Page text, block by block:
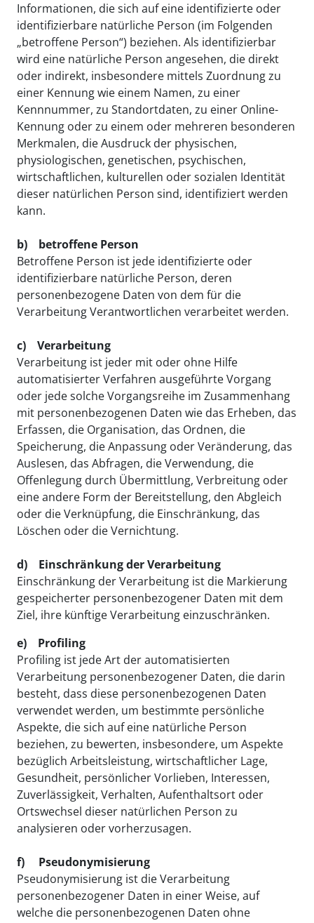
Informationen, die sich auf eine identifizierte oder
identifizierbare natürliche Person (im Folgenden
„betroffene Person“) beziehen. Als identifizierbar
wird eine natürliche Person angesehen, die direkt
oder indirekt, insbesondere mittels Zuordnung zu
einer Kennung wie einem Namen, zu einer
Kennnummer, zu Standortdaten, zu einer Online-
Kennung oder zu einem oder mehreren besonderen
Merkmalen, die Ausdruck der physischen,
physiologischen, genetischen, psychischen,
wirtschaftlichen, kulturellen oder sozialen Identität
dieser natürlichen Person sind, identifiziert werden
kann.
b) betroffene Person
Betroffene Person ist jede identifizierte oder
identifizierbare natürliche Person, deren
personenbezogene Daten von dem für die
Verarbeitung Verantwortlichen verarbeitet werden.
c) Verarbeitung
Verarbeitung ist jeder mit oder ohne Hilfe
automatisierter Verfahren ausgeführte Vorgang
oder jede solche Vorgangsreihe im Zusammenhang
mit personenbezogenen Daten wie das Erheben, das
Erfassen, die Organisation, das Ordnen, die
Speicherung, die Anpassung oder Veränderung, das
Auslesen, das Abfragen, die Verwendung, die
Offenlegung durch Übermittlung, Verbreitung oder
eine andere Form der Bereitstellung, den Abgleich
oder die Verknüpfung, die Einschränkung, das
Löschen oder die Vernichtung.
d) Einschränkung der Verarbeitung
Einschränkung der Verarbeitung ist die Markierung
gespeicherter personenbezogener Daten mit dem
Ziel, ihre künftige Verarbeitung einzuschränken.
e) Profiling
Profiling ist jede Art der automatisierten
Verarbeitung personenbezogener Daten, die darin
besteht, dass diese personenbezogenen Daten
verwendet werden, um bestimmte persönliche
Aspekte, die sich auf eine natürliche Person
beziehen, zu bewerten, insbesondere, um Aspekte
bezüglich Arbeitsleistung, wirtschaftlicher Lage,
Gesundheit, persönlicher Vorlieben, Interessen,
Zuverlässigkeit, Verhalten, Aufenthaltsort oder
Ortswechsel dieser natürlichen Person zu
analysieren oder vorherzusagen.
f) Pseudonymisierung
Pseudonymisierung ist die Verarbeitung
personenbezogener Daten in einer Weise, auf
welche die personenbezogenen Daten ohne